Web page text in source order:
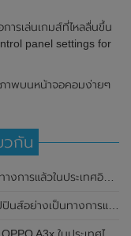
ารเล่นเกมส์ที่ไหลลื่นขึ้น
panel settings for
าพบนหน้าจอคอมง่ายๆ
วกัน
Gen 2 ของ Qualcomm และรองรับเครือข่าย 5G
13MP , แบตเตอรี่ 5,000mAh และหน้าจอแสดงผล LCD / 90Hz